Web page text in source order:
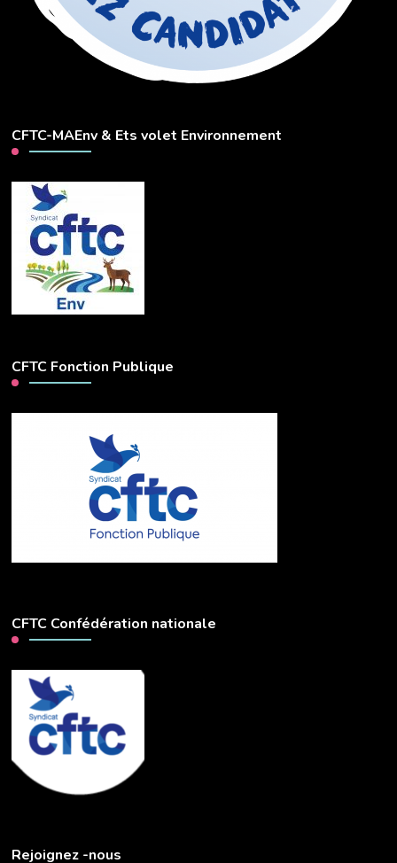
CFTC-MAEnv & Ets volet Environnement
CFTC Fonction Publique
CFTC Confédération nationale
Rejoignez -nous